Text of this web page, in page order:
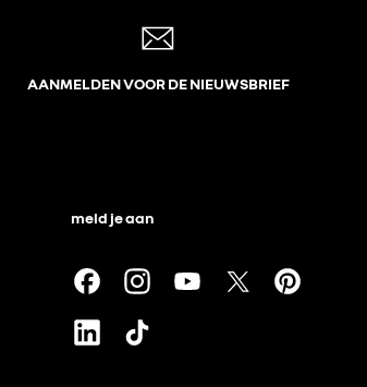
AANMELDEN VOOR DE NIEUWSBRIEF
meld je aan